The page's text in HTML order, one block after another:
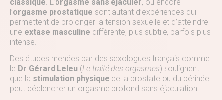
classique . L’orgasme sans éjaculer, ou encore
l’orgasme prostatique sont autant d’expériences qui
permettent de prolonger la tension sexuelle et d’atteindre
une extase masculine différente, plus subtile, parfois plus
intense.
Des études menées par des sexologues français comme
le Dr Gérard Leleu (Le traité des orgasmes) soulignent
que la stimulation physique de la prostate ou du périnée
peut déclencher un orgasme profond sans éjaculation.